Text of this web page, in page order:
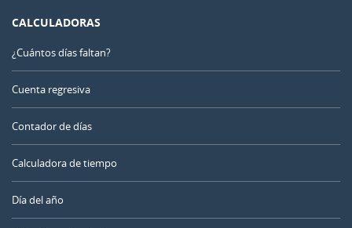
CALCULADORAS
¿Cuántos días faltan?
Cuenta regresiva
Contador de días
Calculadora de tiempo
Día del año